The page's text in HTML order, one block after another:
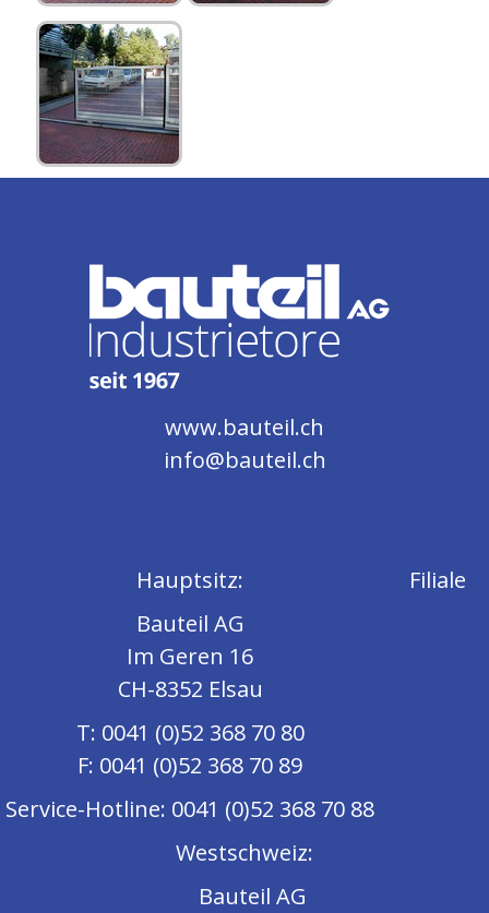
www.bauteil.ch
info@bauteil.ch
Hauptsitz:
Bauteil AG
Im Geren 16
CH-8352 Elsau
T: 0041 (0)52 368 70 80
F: 0041 (0)52 368 70 89
Service-Hotline: 0041 (0)52 368 70 88
Filiale
Westschweiz:
Bauteil AG